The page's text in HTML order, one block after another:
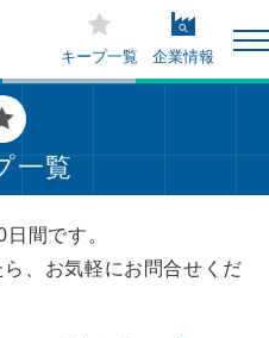
キープ一覧 企業情報
一覧
間です。
、お気軽にお問合せくだ